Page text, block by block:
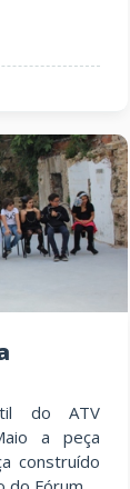
do ATV
a peça
construído